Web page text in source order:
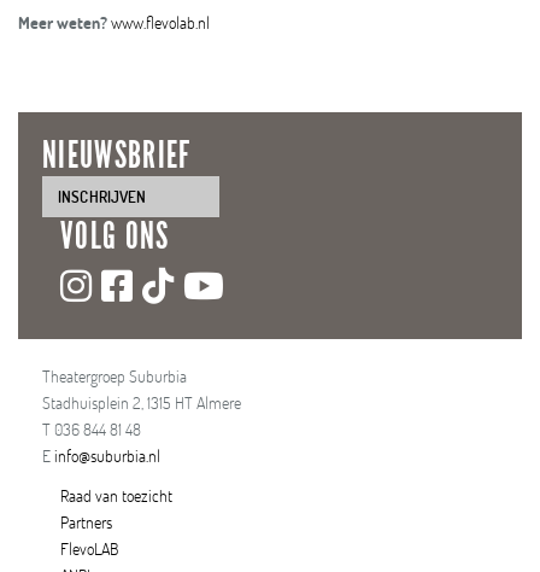
Meer weten?www.flevolab.nl
NIEUWSBRIEF
INSCHRIJVEN
VOLG ONS
Theatergroep Suburbia
Stadhuisplein 2, 1315 HT Almere
T 036 844 81 48
Einfo@suburbia.nl
Raad van toezicht
Partners
FlevoLAB